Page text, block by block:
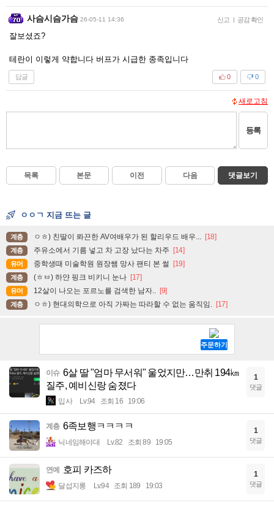
사슴시슴가슴 26-05-11 14:36 신고 | 공감 확인
잘보셨죠?
테란이 이렇게 약합니다 버프가 시급한 종족입니다
답글 0
0
새로고침
등록
목록 본문 이전 다음 댓글보기
ㅇㅇㄱ 지금 뜨는 글
계층 ㅇㅎ) 친딸이 롸끈한 AV여배우가 된 할리우드 배우... [18]
계층 주유소에서 기름 넣고 차 고장 났다는 차주 [14]
유머 중학생때 미술학원 원장쌤 망사 팬티 본 썰 [19]
계층 (ㅎㅂ) 하얀 핑크 비키니 눈나 [17]
유머 12살이 나오는 포르노를 검색한 남자.. [9]
계층 ㅇㅎ) 현대의학으로 아직 가짜는 따라할 수 없는 움직임. [17]
이슈 6살 딸 "엄마 무서워" 울었지만…만취 194㎞
질주, 예비신랑 숨졌다
입사 Lv.94 조회 16 19:06
1
댓글
계층 6족보행ㅋㅋㅋㅋ
닉네임해야대 Lv.82 조회 89 19:05
1
댓글
연예 호피 카즈하
달섭지롱 Lv.94 조회 189 19:03
1
댓글